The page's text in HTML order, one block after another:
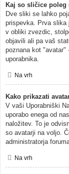
Kaj so sličice poleg
Dve sliki se lahko
prispevka. Prva slika
v obliki zvezdic,
objavili ali pa vaš
poznana kot "avatar"
uporabnika.
Na vrh
Kako prikazati
V vaši Uporabniški
uporabo enega od
naložitev. To je
so avatarji na voljo.
administratorja
Na vrh